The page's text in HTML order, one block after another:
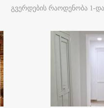
გვერდების რაოდენობა 1-